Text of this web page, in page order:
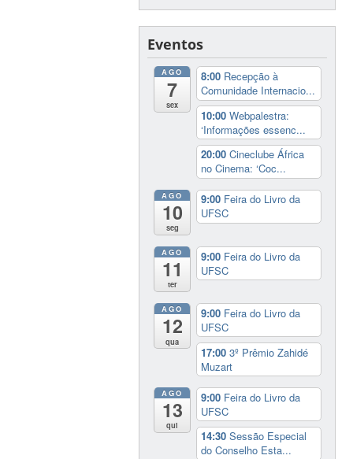
Eventos
AGO
7
sex
8:00 Recepção à
Comunidade Internacio...
10:00Webpalestra:
‘Informações essenc...
20:00Cineclube África
no Cinema: ‘Coc...
AGO
10
seg
9:00 Feira do Livro da
UFSC
AGO
11
ter
9:00 Feira do Livro da
UFSC
AGO
12
qua
9:00 Feira do Livro da
UFSC
17:003º Prêmio Zahidé
Muzart
AGO
13
qui
9:00 Feira do Livro da
UFSC
14:30Sessão Especial
do Conselho Esta...